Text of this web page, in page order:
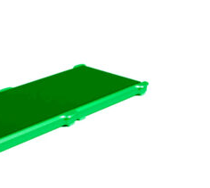
סל קניות
שירותי תמלול וכתוביות